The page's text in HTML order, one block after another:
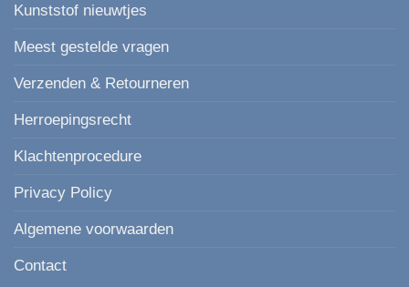
Kunststof nieuwtjes
Meest gestelde vragen
Verzenden & Retourneren
Herroepingsrecht
Klachtenprocedure
Privacy Policy
Algemene voorwaarden
Contact